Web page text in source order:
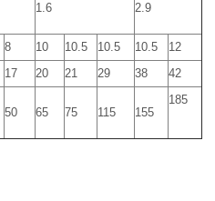
1.6 2.9
8 10 10.5 10.5 10.5
12
17 20 21 29 38
42
50 65 75 115 155
185